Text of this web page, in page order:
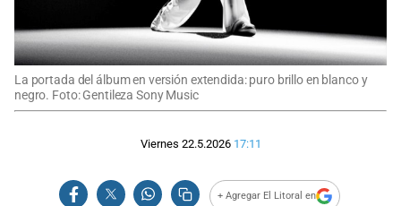
La portada del álbum en versión extendida: puro brillo en blanco y
negro. Foto: Gentileza Sony Music
Viernes 22.5.2026 17:11
+ Agregar El Litoral en